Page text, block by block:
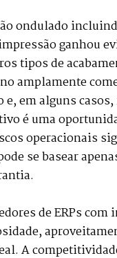
ondulado
ganhou
tipos de
amplamente
em alguns
é uma
operacionais
se basear
de ERPs
A